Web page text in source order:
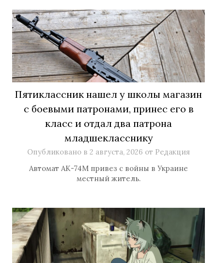
Пятиклассник нашел у школы магазин
с боевыми патронами, принес его в
класс и отдал два патрона
младшекласснику
Опубликовано в 2 августа, 2026 от Редакция
Автомат АК-74М привез с войны в Украине
местный житель.